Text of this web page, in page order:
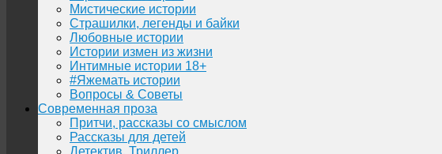
Мистические истории
Страшилки, легенды и байки
Любовные истории
Истории измен из жизни
Интимные истории 18+
#Яжемать истории
Вопросы & Советы
Современная проза
Притчи, рассказы со смыслом
Рассказы для детей
Детектив, Триллер